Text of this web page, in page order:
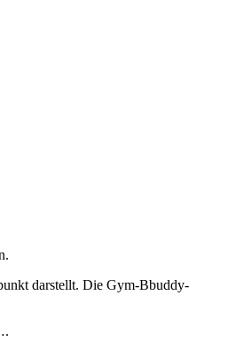
darstellt. Die Gym-Bbuddy-